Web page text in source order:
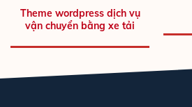
Theme wordpress dịch vụ
vận chuyển bằng xe tải